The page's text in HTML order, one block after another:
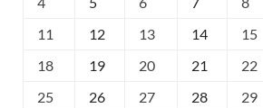
11
12 13 14 15
18
19 20 21 22
25
26 27 28 29